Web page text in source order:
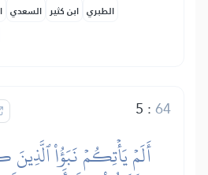
السعدي ابن كثير الطبري
5 :64
أَلَمۡ يَأۡتِكُمۡ نَبَؤُاْ